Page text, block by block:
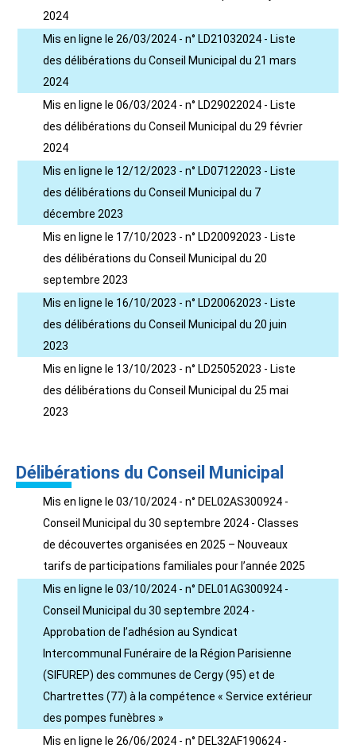
2024
Mis en ligne le 26/03/2024 - n° LD21032024 - Liste
des délibérations du Conseil Municipal du 21 mars
2024
Mis en ligne le 06/03/2024 - n° LD29022024 - Liste
des délibérations du Conseil Municipal du 29 février
2024
Mis en ligne le 12/12/2023 - n° LD07122023 - Liste
des délibérations du Conseil Municipal du 7
décembre 2023
Mis en ligne le 17/10/2023 - n° LD20092023 - Liste
des délibérations du Conseil Municipal du 20
septembre 2023
Mis en ligne le 16/10/2023 - n° LD20062023 - Liste
des délibérations du Conseil Municipal du 20 juin
2023
Mis en ligne le 13/10/2023 - n° LD25052023 - Liste
des délibérations du Conseil Municipal du 25 mai
2023
Délibérations du Conseil Municipal
Mis en ligne le 03/10/2024 - n° DEL02AS300924 -
Conseil Municipal du 30 septembre 2024 - Classes
de découvertes organisées en 2025 – Nouveaux
tarifs de participations familiales pour l’année 2025
Mis en ligne le 03/10/2024 - n° DEL01AG300924 -
Conseil Municipal du 30 septembre 2024 -
Approbation de l’adhésion au Syndicat
Intercommunal Funéraire de la Région Parisienne
(SIFUREP) des communes de Cergy (95) et de
Chartrettes (77) à la compétence « Service extérieur
des pompes funèbres »
Mis en ligne le 26/06/2024 - n° DEL32AF190624 -